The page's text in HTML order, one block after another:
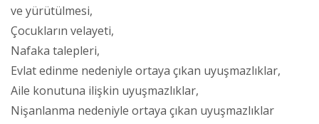
ve yürütülmesi,
Çocukların velayeti,
Nafaka talepleri,
Evlat edinme nedeniyle ortaya çıkan uyuşmazlıklar,
Aile konutuna ilişkin uyuşmazlıklar,
Nişanlanma nedeniyle ortaya çıkan uyuşmazlıklar